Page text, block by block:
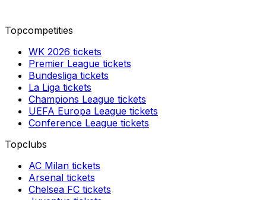
Topcompetities
WK 2026 tickets
Premier League tickets
Bundesliga tickets
La Liga tickets
Champions League tickets
UEFA Europa League tickets
Conference League tickets
Topclubs
AC Milan tickets
Arsenal tickets
Chelsea FC tickets